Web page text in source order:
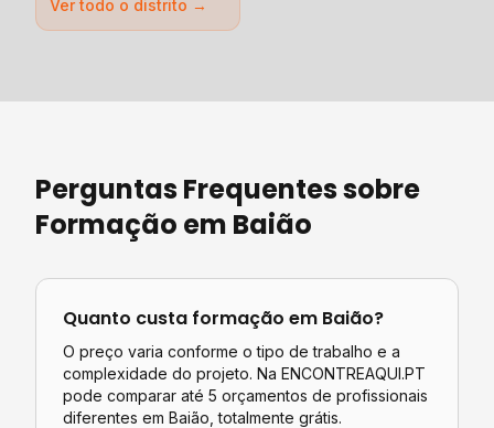
Ver todo o distrito →
Perguntas Frequentes sobre
Formação em Baião
Quanto custa formação em Baião?
O preço varia conforme o tipo de trabalho e a
complexidade do projeto. Na ENCONTREAQUI.PT
pode comparar até 5 orçamentos de profissionais
diferentes em Baião , totalmente grátis.